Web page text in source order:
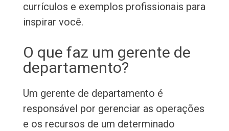
currículos e exemplos profissionais para
inspirar você.
O que faz um gerente de
departamento?
Um gerente de departamento é
responsável por gerenciar as operações
e os recursos de um determinado